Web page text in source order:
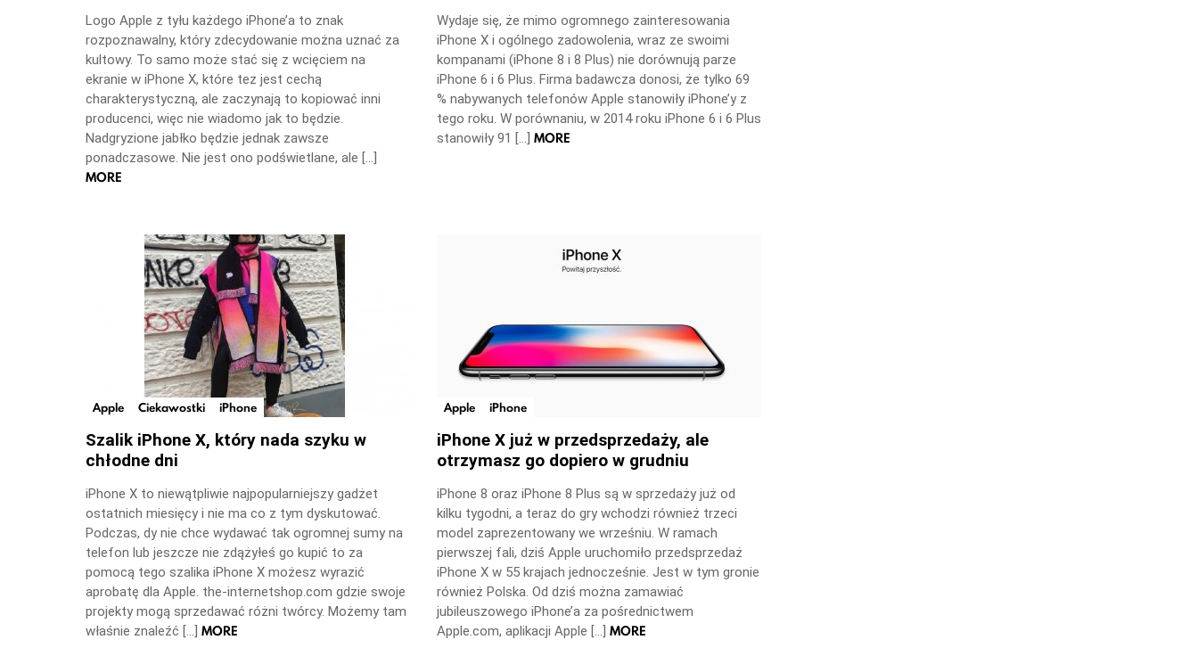
Logo Apple z tyłu każdego iPhone’a to znak
rozpoznawalny, który zdecydowanie można uznać za
kultowy. To samo może stać się z wcięciem na
ekranie w iPhone X, które tez jest cechą
charakterystyczną, ale zaczynają to kopiować inni
producenci, więc nie wiadomo jak to będzie.
Nadgryzione jabłko będzie jednak zawsze
ponadczasowe. Nie jest ono podświetlane, ale […]
MORE
Wydaje się, że mimo ogromnego zainteresowania
iPhone X i ogólnego zadowolenia, wraz ze swoimi
kompanami (iPhone 8 i 8 Plus) nie dorównują parze
iPhone 6 i 6 Plus. Firma badawcza donosi, że tylko 69
% nabywanych telefonów Apple stanowiły iPhone’y z
tego roku. W porównaniu, w 2014 roku iPhone 6 i 6 Plus
stanowiły 91 […] MORE
Apple Ciekawostki iPhone
Szalik iPhone X, który nada szyku w
chłodne dni
iPhone X to niewątpliwie najpopularniejszy gadżet
ostatnich miesięcy i nie ma co z tym dyskutować.
Podczas, dy nie chce wydawać tak ogromnej sumy na
telefon lub jeszcze nie zdążyłeś go kupić to za
pomocą tego szalika iPhone X możesz wyrazić
aprobatę dla Apple. the-internetshop.com gdzie swoje
projekty mogą sprzedawać różni twórcy. Możemy tam
właśnie znaleźć […] MORE
Apple iPhone
iPhone X już w przedsprzedaży, ale
otrzymasz go dopiero w grudniu
iPhone 8 oraz iPhone 8 Plus są w sprzedaży już od
kilku tygodni, a teraz do gry wchodzi również trzeci
model zaprezentowany we wrześniu. W ramach
pierwszej fali, dziś Apple uruchomiło przedsprzedaż
iPhone X w 55 krajach jednocześnie. Jest w tym gronie
również Polska. Od dziś można zamawiać
jubileuszowego iPhone’a za pośrednictwem
Apple.com, aplikacji Apple […] MORE